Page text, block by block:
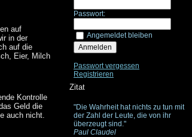
auf
in der
auf die
Eier, Milch
Kontrolle
Geld die
auch nicht.
Passwort:
Angemeldet bleiben
Passwort vergessen
Registrieren
Zitat
"Die Wahrheit hat nichts zu tun mit
der Zahl der Leute, die von ihr
überzeugt sind."
Paul Claudel